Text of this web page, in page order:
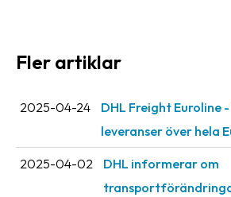
Streckkodsläsare
Fler artiklar
2025-04-24
DHL Freight Euroline
leveranser över hela
2025-04-02
DHL informerar om